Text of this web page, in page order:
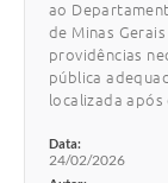
ao
de Minas
providências
pública
localizada após
Data:
24/02/2026